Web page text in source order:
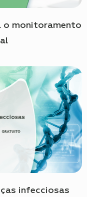
o monitoramento
infecciosas